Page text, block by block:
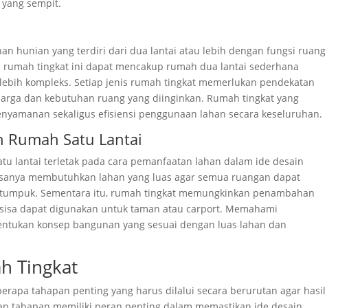
sempit.
hunian yang terdiri dari dua lantai atau lebih dengan fungsi ruang
tingkat ini dapat mencakup rumah dua lantai sederhana
kompleks. Setiap jenis rumah tingkat memerlukan pendekatan
dan kebutuhan ruang yang diinginkan. Rumah tingkat yang
sekaligus efisiensi penggunaan lahan secara keseluruhan.
Rumah Satu Lantai
lantai terletak pada cara pemanfaatan lahan dalam ide desain
membutuhkan lahan yang luas agar semua ruangan dapat
Sementara itu, rumah tingkat memungkinkan penambahan
dapat digunakan untuk taman atau carport. Memahami
konsep bangunan yang sesuai dengan luas lahan dan
Tingkat
tahapan penting yang harus dilalui secara berurutan agar hasil